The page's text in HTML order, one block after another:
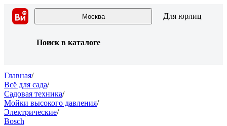
Москва Для юрлиц
Поиск в каталоге
Главная/
Всё для сада/
Садовая техника/
Мойки высокого давления/
Электрические/
Bosch